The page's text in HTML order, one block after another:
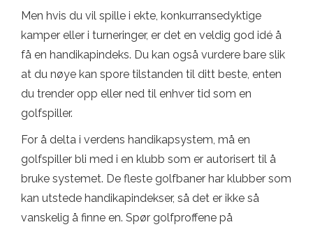
Men hvis du vil spille i ekte, konkurransedyktige
kamper eller i turneringer, er det en veldig god idé å
få en handikapindeks. Du kan også vurdere bare slik
at du nøye kan spore tilstanden til ditt beste, enten
du trender opp eller ned til enhver tid som en
golfspiller.
For å delta i verdens handikapsystem, må en
golfspiller bli med i en klubb som er autorisert til å
bruke systemet. De fleste golfbaner har klubber som
kan utstede handikapindekser, så det er ikke så
vanskelig å finne en. Spør golfproffene på